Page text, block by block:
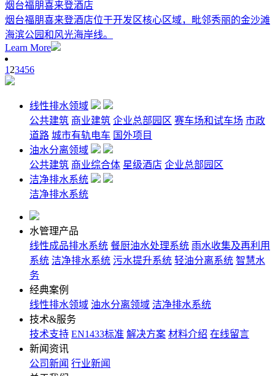
烟台福朋喜来登酒店
烟台福朋喜来登酒店位于开发区核心区域，毗邻秀丽的金沙滩
海滨公园和风光海岸线。
Learn More
1 23456
线性排水领域
公共建筑 商业建筑 企业总部园区 赛车场和试车场 市政
道路 城市有轨电车 国外项目
油水分离领域
公共建筑 商业综合体 星级酒店 企业总部园区
洁净排水系统
洁净排水系统
水管理产品
线性成品排水系统 餐厨油水处理系统 雨水收集及再利用
系统 洁净排水系统 污水提升系统 轻油分离系统 智慧水
务
经典案例
线性排水领域 油水分离领域 洁净排水系统
技术&服务
技术支持 EN1433标准 解决方案 材料介绍 在线留言
新闻资讯
公司新闻 行业新闻